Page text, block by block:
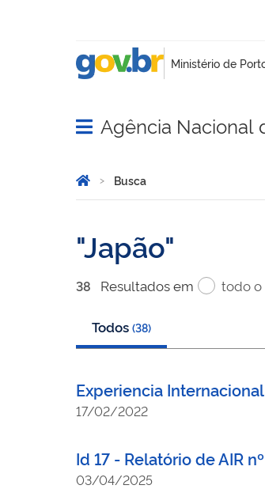
Abrir menu principal de
Agência Nacional
Você está aqui:
Página Inicial
Busca
Japão
38 Resultadosem todo o
Todos (38)
Experiencia
17/02/2022
Id 17 - Relatório de AIR
03/04/2025